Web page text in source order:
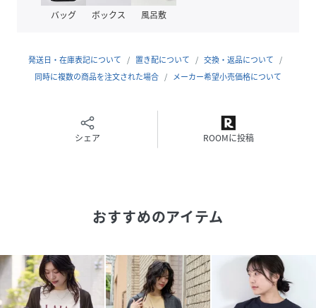
20/-天竺にピグメント+バイオ加工を施した生地を使用して
をお楽しみいただけます。
でカジュアルにも、スカートでフェミニンにも合わせていた
だける万能アイテムです。
そのため一点一点多少表情が異なりますので、予めご了承く
OFFWHITE：モデル身長165cm/着用サイズFREE
BEIGE：モデル身長158cm/着用サイズFREE
CHARCOAL：モデル身長158cm/着用サイズFREE
バッグ ボックス 風呂敷
発送日・在庫表記について 置き配について
交換・返品について
同時に複数の商品を注文された場合
メーカー希望小売価格について
シェア ROOMに投稿
おすすめのアイテム